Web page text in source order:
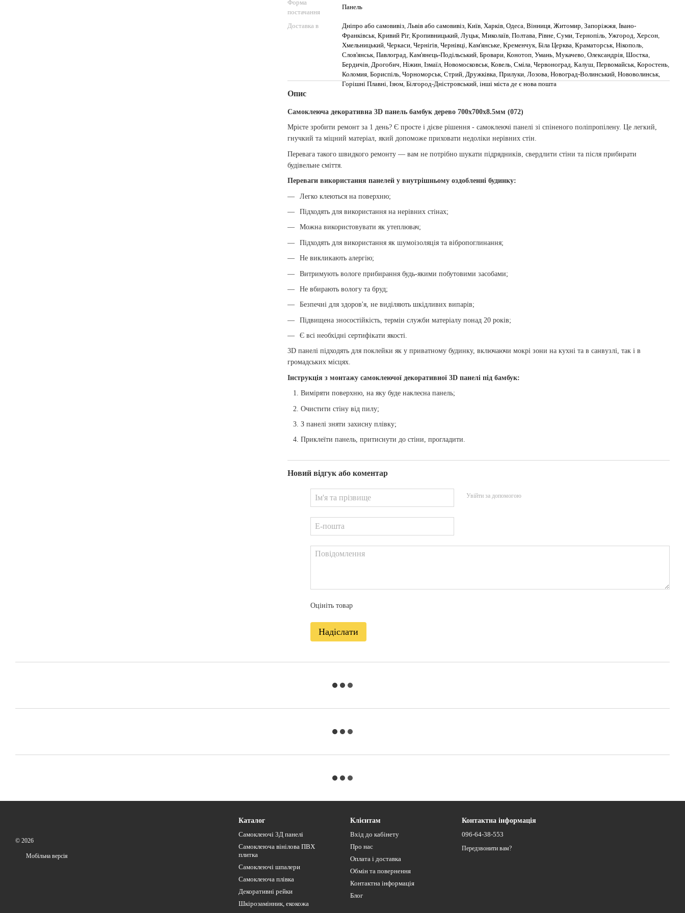
Форма
постачання
Панель
Доставка в Дніпро або самовивіз, Львів або самовивіз, Київ, Харків, Одеса, Вінниця, Житомир, Запоріжжя, Івано-
Франківськ, Кривий Ріг, Кропивницький, Луцьк, Миколаїв, Полтава, Рівне, Суми, Тернопіль, Ужгород, Херсон,
Хмельницький, Черкаси, Чернігів, Чернівці, Кам'янське, Кременчук, Біла Церква, Краматорськ, Нікополь,
Слов'янськ, Павлоград, Кам'янець-Подільський, Бровари, Конотоп, Умань, Мукачево, Олександрія, Шостка,
Бердичів, Дрогобич, Ніжин, Ізмаїл, Новомосковськ, Ковель, Сміла, Червоноград, Калуш, Первомайськ, Коростень,
Коломия, Бориспіль, Чорноморськ, Стрий, Дружківка, Прилуки, Лозова, Новоград-Волинський, Нововолинськ,
Горішні Плавні, Ізюм, Білгород-Дністровський, інші міста де є нова пошта
Опис
Самоклеюча декоративна 3D панель бамбук дерево 700x700x8.5мм (072)
Мрієте зробити ремонт за 1 день? Є просте і дієве рішення - самоклеючі панелі зі спіненого поліпропілену. Це легкий,
гнучкий та міцний матеріал, який допоможе приховати недоліки нерівних стін.
Перевага такого швидкого ремонту — вам не потрібно шукати підрядників, свердлити стіни та після прибирати
будівельне сміття.
Переваги використання панелей у внутрішньому оздобленні будинку:
Легко клеються на поверхню;
Підходять для використання на нерівних стінах;
Можна використовувати як утеплювач;
Підходять для використання як шумоізоляція та вібропоглинання;
Не викликають алергію;
Витримують вологе прибирання будь-якими побутовими засобами;
Не вбирають вологу та бруд;
Безпечні для здоров'я, не виділяють шкідливих випарів;
Підвищена зносостійкість, термін служби матеріалу понад 20 років;
Є всі необхідні сертифікати якості.
3D панелі підходять для поклейки як у приватному будинку, включаючи мокрі зони на кухні та в санвузлі, так і в
громадських місцях.
Інструкція з монтажу самоклеючої декоративної 3D панелі під бамбук:
Виміряти поверхню, на яку буде наклеєна панель;
Очистити стіну від пилу;
З панелі зняти захисну плівку;
Приклеїти панель, притиснути до стіни, прогладити.
Новий відгук або коментар
Увійти за допомогою
Оцініть товар
Надіслати
© 2026
Мобільна версія
Каталог
Самоклеючі 3Д панелі
Самоклеюча вінілова ПВХ
плитка
Самоклеючі шпалери
Самоклеюча плівка
Декоративні рейки
Шкірозамінник, екокожа
Клієнтам
Вхід до кабінету
Про нас
Оплата і доставка
Обмін та повернення
Контактна інформація
Блог
Контактна інформація
096-64-38-553
Передзвонити вам?